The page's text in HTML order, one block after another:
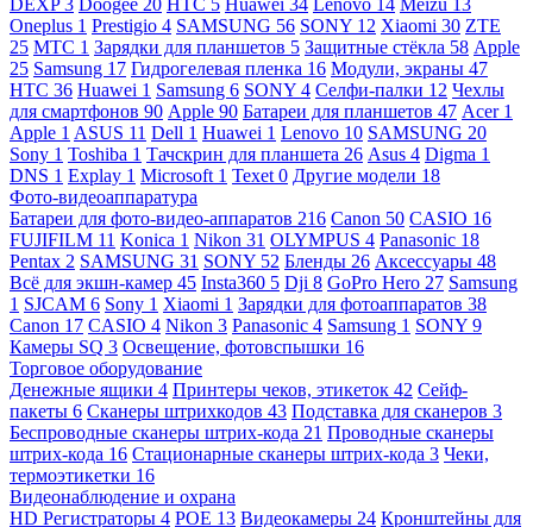
Oneplus 1 Prestigio 4 SAMSUNG 56 SONY 12 Xiaomi 30 ZTE
25 МТС 1 Зарядки для планшетов 5 Защитные стёкла 58 Apple
25 Samsung 17 Гидрогелевая пленка 16 Модули, экраны 47
HTC 36 Huawei 1 Samsung 6 SONY 4 Селфи-палки 12 Чехлы
для смартфонов 90 Apple 90 Батареи для планшетов 47 Acer 1
Apple 1 ASUS 11 Dell 1 Huawei 1 Lenovo 10 SAMSUNG 20
Sony 1 Toshiba 1 Тачскрин для планшета 26 Asus 4 Digma 1
DNS 1 Explay 1 Microsoft 1 Texet 0 Другие модели 18
Фото-видеоаппаратура
Батареи для фото-видео-аппаратов 216 Canon 50 CASIO 16
FUJIFILM 11 Konica 1 Nikon 31 OLYMPUS 4 Panasonic 18
Pentax 2 SAMSUNG 31 SONY 52 Бленды 26 Аксессуары 48
Всё для экшн-камер 45 Insta360 5 Dji 8 GoPro Hero 27 Samsung
1 SJCAM 6 Sony 1 Xiaomi 1 Зарядки для фотоаппаратов 38
Canon 17 CASIO 4 Nikon 3 Panasonic 4 Samsung 1 SONY 9
Камеры SQ 3 Освещение, фотовспышки 16
Торговое оборудование
Денежные ящики 4 Принтеры чеков, этикеток 42 Сейф-
пакеты 6 Сканеры штрихкодов 43 Подставка для сканеров 3
Беспроводные сканеры штрих-кода 21 Проводные сканеры
штрих-кода 16 Стационарные сканеры штрих-кода 3 Чеки,
термоэтикетки 16
Видеонаблюдение и охрана
HD Регистраторы 4 POE 13 Видеокамеры 24 Кронштейны для